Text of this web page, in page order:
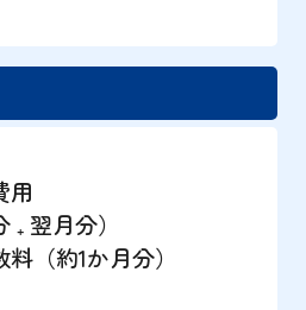
用
翌月分）
（約1か月分）